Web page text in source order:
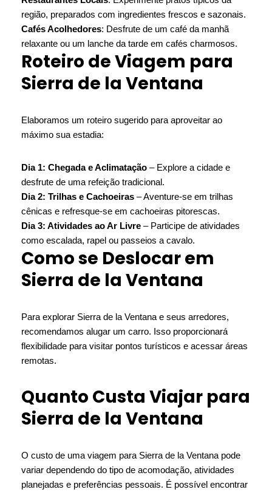
região, preparados com ingredientes frescos e sazonais.
Cafés Acolhedores: Desfrute de um café da manhã
relaxante ou um lanche da tarde em cafés charmosos.
Roteiro de Viagem para
Sierra de la Ventana
Elaboramos um roteiro sugerido para aproveitar ao
máximo sua estadia:
Dia 1: Chegada e Aclimatação – Explore a cidade e
desfrute de uma refeição tradicional.
Dia 2: Trilhas e Cachoeiras – Aventure-se em trilhas
cênicas e refresque-se em cachoeiras pitorescas.
Dia 3: Atividades ao Ar Livre – Participe de atividades
como escalada, rapel ou passeios a cavalo.
Como se Deslocar em
Sierra de la Ventana
Para explorar Sierra de la Ventana e seus arredores,
recomendamos alugar um carro. Isso proporcionará
flexibilidade para visitar pontos turísticos e acessar áreas
remotas.
Quanto Custa Viajar para
Sierra de la Ventana
O custo de uma viagem para Sierra de la Ventana pode
variar dependendo do tipo de acomodação, atividades
planejadas e preferências pessoais. É possível encontrar